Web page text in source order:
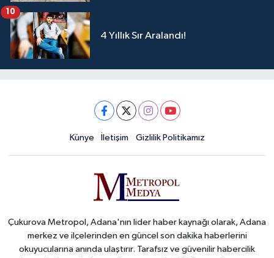
4 Yıllık Sır Aralandı!
10
Künye İletişim Gizlilik Politikamız
Çukurova Metropol, Adana'nın lider haber kaynağı olarak, Adana
merkez ve ilçelerinden en güncel son dakika haberlerini
okuyucularına anında ulaştırır. Tarafsız ve güvenilir habercilik